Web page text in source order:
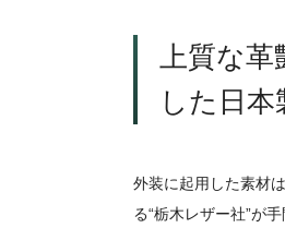
上質な革
した日
外装に起用した素材
る“栃木レザー社”が